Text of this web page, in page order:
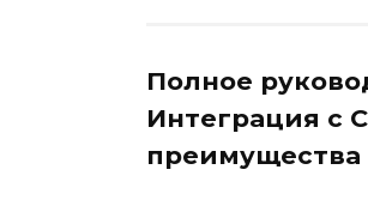
Полное
Интеграция с
преимущества